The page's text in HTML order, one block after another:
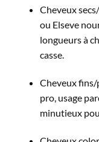
Cheveux
ou Elseve
longueurs à
casse.​
Cheveux
pro, usage
minutieux